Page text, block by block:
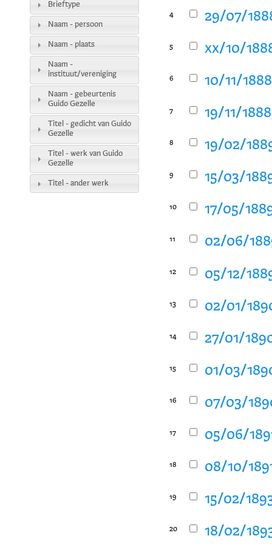
4 29/07/
5 xx/10/
6 10/11/
7 19/11/
8 19/02/
9 15/03/
10 17/05/
11 02/06/
12 05/12/
13 02/01/
14 27/01/
15 01/03/
16 07/03/
17 05/06/
18 08/10/
19 15/02/
20 18/02/
Brieftype
Naam - persoon
Naam - plaats
Naam -
instituut/vereniging
Naam - gebeurtenis
Guido Gezelle
Titel - gedicht van Guido
Gezelle
Titel - werk van Guido
Gezelle
Titel - ander werk